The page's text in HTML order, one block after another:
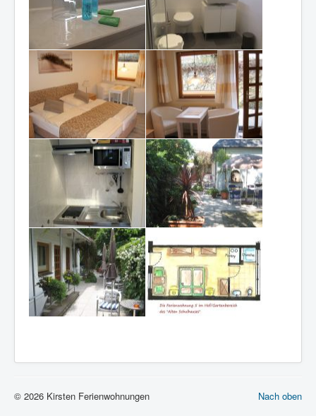
Nach oben
© 2026 Kirsten Ferienwohnungen